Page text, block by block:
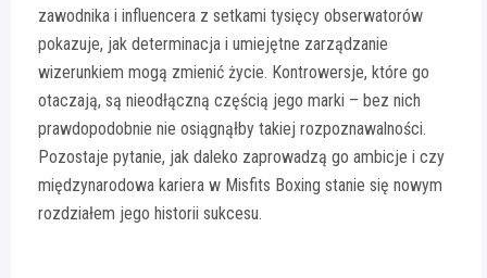
zawodnika i influencera z setkami tysięcy obserwatorów
pokazuje, jak determinacja i umiejętne zarządzanie
wizerunkiem mogą zmienić życie. Kontrowersje, które go
otaczają, są nieodłączną częścią jego marki – bez nich
prawdopodobnie nie osiągnąłby takiej rozpoznawalności.
Pozostaje pytanie, jak daleko zaprowadzą go ambicje i czy
międzynarodowa kariera w Misfits Boxing stanie się nowym
rozdziałem jego historii sukcesu.